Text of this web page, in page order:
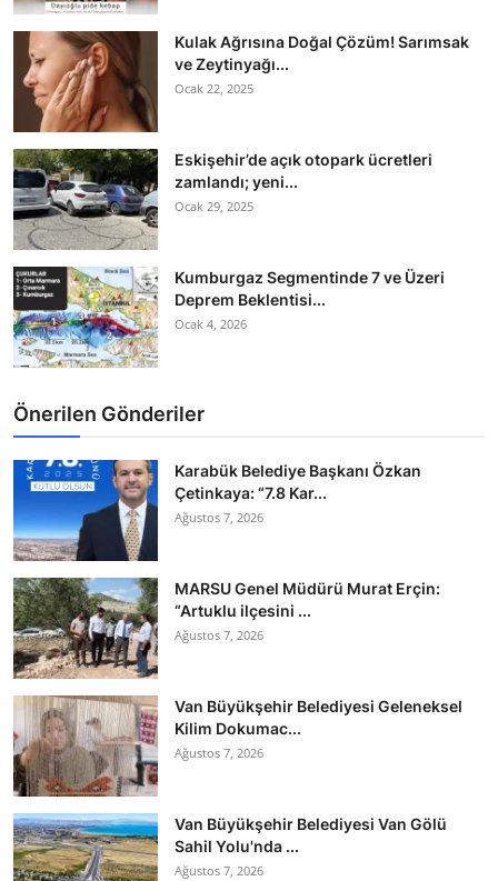
Kulak Ağrısına Doğal Çözüm! Sarımsak
ve Zeytinyağı...
Ocak 22, 2025
Eskişehir’de açık otopark ücretleri
zamlandı; yeni...
Ocak 29, 2025
Kumburgaz Segmentinde 7 ve Üzeri
Deprem Beklentisi...
Ocak 4, 2026
Önerilen Gönderiler
Karabük Belediye Başkanı Özkan
Çetinkaya: “7.8 Kar...
Ağustos 7, 2026
MARSU Genel Müdürü Murat Erçin:
“Artuklu ilçesini ...
Ağustos 7, 2026
Van Büyükşehir Belediyesi Geleneksel
Kilim Dokumac...
Ağustos 7, 2026
Van Büyükşehir Belediyesi Van Gölü
Sahil Yolu'nda ...
Ağustos 7, 2026